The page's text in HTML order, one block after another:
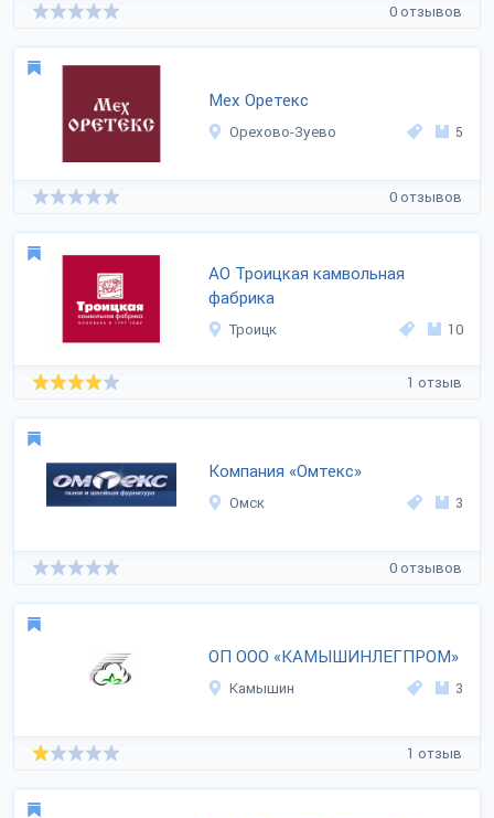
0 отзывов
Мех Оретекс
Орехово-Зуево 5
0 отзывов
АО Троицкая камвольная
фабрика
Троицк 10
1 отзыв
Компания «Омтекс»
Омск 3
0 отзывов
ОП ООО «КАМЫШИНЛЕГПРОМ»
Камышин 3
1 отзыв